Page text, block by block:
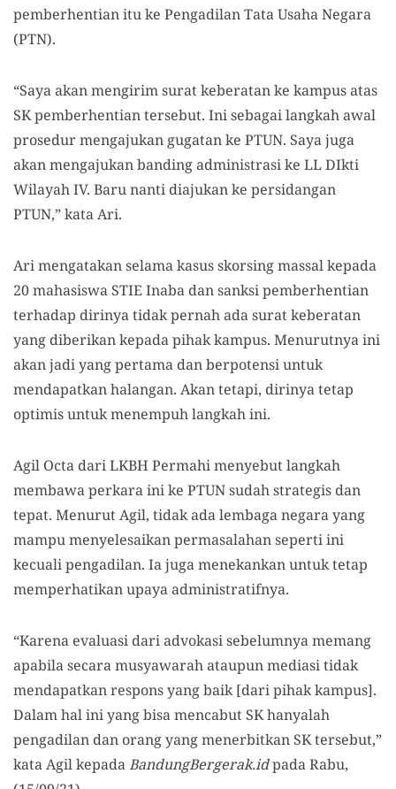
pemberhentian itu ke Pengadilan Tata Usaha Negara
(PTN).
“Saya akan mengirim surat keberatan ke kampus atas
SK pemberhentian tersebut. Ini sebagai langkah awal
prosedur mengajukan gugatan ke PTUN. Saya juga
akan mengajukan banding administrasi ke LL DIkti
Wilayah IV. Baru nanti diajukan ke persidangan
PTUN,” kata Ari.
Ari mengatakan selama kasus skorsing massal kepada
20 mahasiswa STIE Inaba dan sanksi pemberhentian
terhadap dirinya tidak pernah ada surat keberatan
yang diberikan kepada pihak kampus. Menurutnya ini
akan jadi yang pertama dan berpotensi untuk
mendapatkan halangan. Akan tetapi, dirinya tetap
optimis untuk menempuh langkah ini.
Agil Octa dari LKBH Permahi menyebut langkah
membawa perkara ini ke PTUN sudah strategis dan
tepat. Menurut Agil, tidak ada lembaga negara yang
mampu menyelesaikan permasalahan seperti ini
kecuali pengadilan. Ia juga menekankan untuk tetap
memperhatikan upaya administratifnya.
“Karena evaluasi dari advokasi sebelumnya memang
apabila secara musyawarah ataupun mediasi tidak
mendapatkan respons yang baik [dari pihak kampus].
Dalam hal ini yang bisa mencabut SK hanyalah
pengadilan dan orang yang menerbitkan SK tersebut,”
kata Agil kepadaBandungBergerak.idpada Rabu,